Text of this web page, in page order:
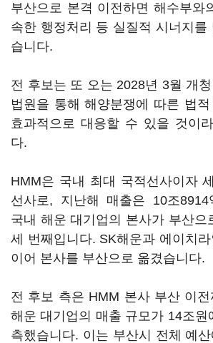
부산으로 본격 이전하면 해수부와
속한 행정처리 등 실질적 시너지를
습니다.
전 후보는 또 오는 2028년 3월 개
법원을 통해 해양분쟁에 따른 법
효과적으로 대응할 수 있을 것이
다.
HMM은 국내 최대 국적선사이자
선사로, 지난해 매출은 10조8914
국내 해운 대기업의 본사가 부산으
세 번째입니다. SK해운과 에이치라
이어 본사를 부산으로 옮겼습니다.
전 후보 측은 HMM 본사 부산 이전
해운 대기업의 매출 규모가 14조원
측했습니다. 이는 부산시 전체 예